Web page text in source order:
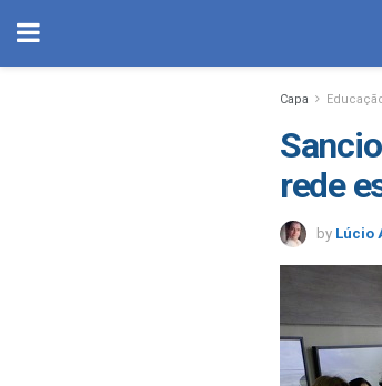
Capa
rede
by Lúcio